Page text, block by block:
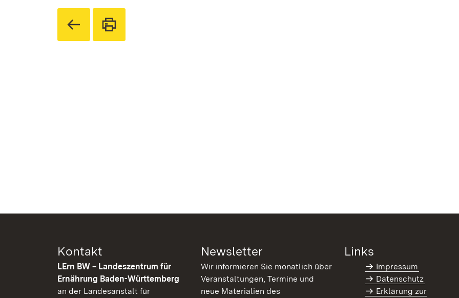
Kontakt
LErn BW – Landeszentrum für
Ernährung Baden-Württemberg
an der Landesanstalt für
Newsletter
Wir informieren Sie monatlich über
Veranstaltungen, Termine und
neue Materialien des
Links
Impressum
Datenschutz
Erklärung zur